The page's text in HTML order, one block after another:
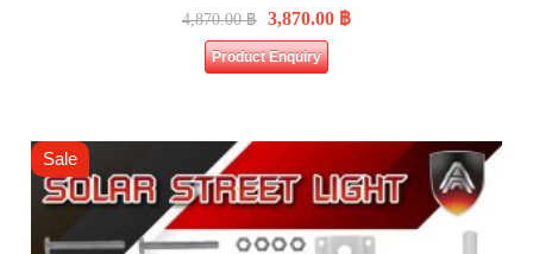
4,870.00฿ 3,870.00 ฿
Product Enquiry
Sale